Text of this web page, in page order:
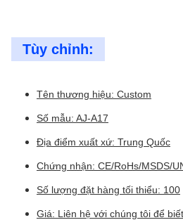
Tùy chỉnh:
Tên thương hiệu: Custom
Số mẫu: AJ-A17
Địa điểm xuất xứ: Trung Quốc
Chứng nhận: CE/RoHs/MSDS/
Số lượng đặt hàng tối thiểu: 100
Giá: Liên hệ với chúng tôi để